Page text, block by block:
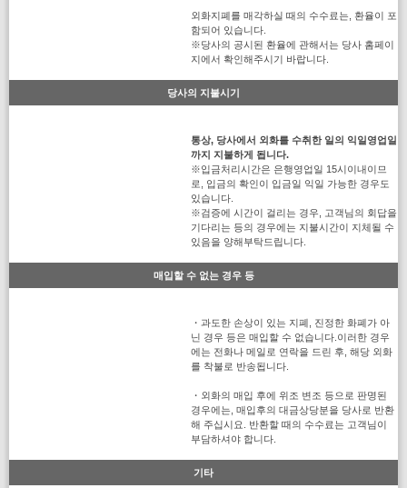
외화지폐를 매각하실 때의 수수료는, 환율이 포
함되어 있습니다.
※당사의 공시된 환율에 관해서는 당사 홈페이
지에서 확인해주시기 바랍니다.
당사의 지불시기
통상, 당사에서 외화를 수취한 일의 익일영업일
까지 지불하게 됩니다.
※입금처리시간은 은행영업일 15시이내이므
로, 입금의 확인이 입금일 익일 가능한 경우도
있습니다.
※검증에 시간이 걸리는 경우, 고객님의 회답을
기다리는 등의 경우에는 지불시간이 지체될 수
있음을 양해부탁드립니다.
매입할 수 없는 경우 등
・과도한 손상이 있는 지폐, 진정한 화폐가 아
닌 경우 등은 매입할 수 없습니다.이러한 경우
에는 전화나 메일로 연락을 드린 후, 해당 외화
를 착불로 반송됩니다.
・외화의 매입 후에 위조 변조 등으로 판명된
경우에는, 매입후의 대금상당분을 당사로 반환
해 주십시요. 반환할 때의 수수료는 고객님이
부담하셔야 합니다.
기타